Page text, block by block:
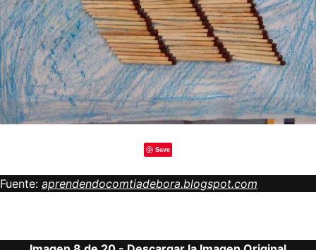
Save
Fuente: aprendendocomtiadebora.blogspot.com